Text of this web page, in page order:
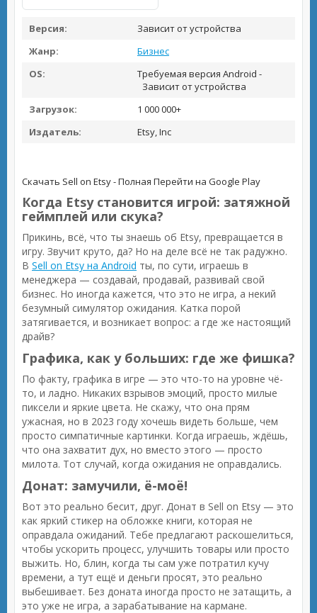
Версия:
Зависит от устройства
Жанр:
Бизнес
OS:
Требуемая версия Android -
Зависит от устройства
Загрузок:
1 000 000+
Издатель:
Etsy, Inc
Скачать Sell on Etsy - Полная Перейти на Google Play
Когда Etsy становится игрой: затяжной
геймплей или скука?
Прикинь, всё, что ты знаешь об Etsy, превращается в
игру. Звучит круто, да? Но на деле всё не так радужно.
В Sell on Etsy на Android ты, по сути, играешь в
менеджера — создавай, продавай, развивай свой
бизнес. Но иногда кажется, что это не игра, а некий
безумный симулятор ожидания. Катка порой
затягивается, и возникает вопрос: а где же настоящий
драйв?
Графика, как у больших: где же фишка?
По факту, графика в игре — это что-то на уровне чё-
то, и ладно. Никаких взрывов эмоций, просто милые
пиксели и яркие цвета. Не скажу, что она прям
ужасная, но в 2023 году хочешь видеть больше, чем
просто симпатичные картинки. Когда играешь, ждёшь,
что она захватит дух, но вместо этого — просто
милота. Тот случай, когда ожидания не оправдались.
Донат: замучили, ё-моё!
Вот это реально бесит, друг. Донат в Sell on Etsy — это
как яркий стикер на обложке книги, которая не
оправдала ожиданий. Тебе предлагают раскошелиться,
чтобы ускорить процесс, улучшить товары или просто
выжить. Но, блин, когда ты сам уже потратил кучу
времени, а тут ещё и деньги просят, это реально
выбешивает. Без доната иногда просто не затащить, а
это уже не игра, а зарабатывание на кармане.